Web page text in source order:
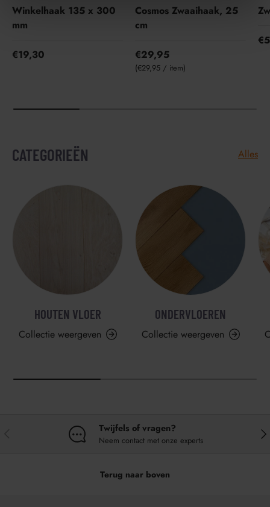
Winkelhaak 135 x 300
mm
€19,30
Cosmos Zwaaihaak, 25
cm
€29,95
Eenheid prijs
€29,95 / item
CATEGORIEËN Alles
HOUTEN VLOER
Collectie weergeven
ONDERVLOEREN
Collectie weergeven
Twijfels of vragen?
Neem contact met onze experts
Terug naar boven